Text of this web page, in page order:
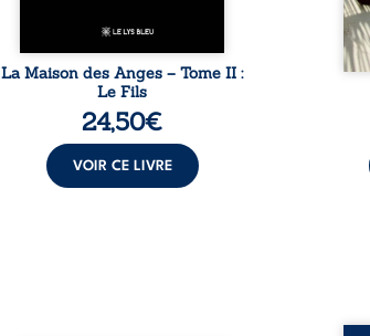
La Maison des Anges – Tome II :
Le Fils
24,50€
VOIR CE LIVRE